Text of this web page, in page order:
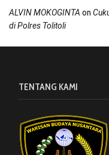
ALVIN MOKOGINTA on
di Polres Tolitoli
TENTANG KAMI